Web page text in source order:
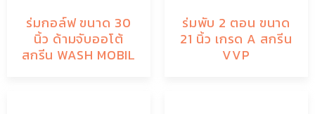
ร่มกอล์ฟ ขนาด 30
นิ้ว ด้ามจับออโต้
สกรีน WASH MOBIL
ร่มพับ 2 ตอน ขนาด
21 นิ้ว เกรด A สกรีน
VVP